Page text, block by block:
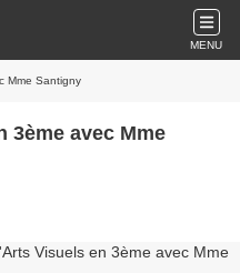
MENU
Mme Santigny
3ème avec Mme